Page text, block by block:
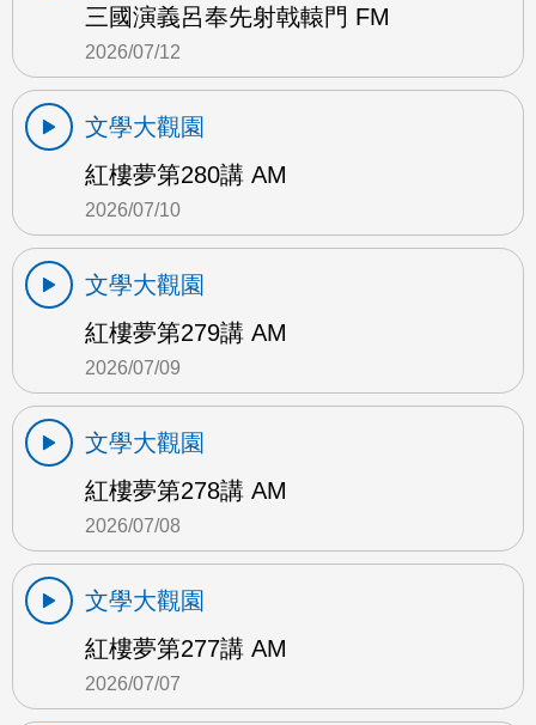
三國演義呂奉先射戟轅門 FM
2026/07/12
文學大觀園
紅樓夢第280講 AM
2026/07/10
文學大觀園
紅樓夢第279講 AM
2026/07/09
文學大觀園
紅樓夢第278講 AM
2026/07/08
文學大觀園
紅樓夢第277講 AM
2026/07/07